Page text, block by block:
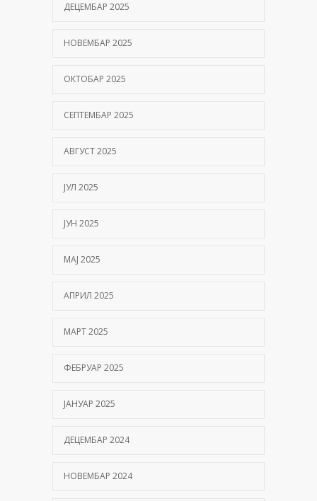
ДЕЦЕМБАР 2025
НОВЕМБАР 2025
ОКТОБАР 2025
СЕПТЕМБАР 2025
АВГУСТ 2025
ЈУЛ 2025
ЈУН 2025
МАЈ 2025
АПРИЛ 2025
МАРТ 2025
ФЕБРУАР 2025
ЈАНУАР 2025
ДЕЦЕМБАР 2024
НОВЕМБАР 2024